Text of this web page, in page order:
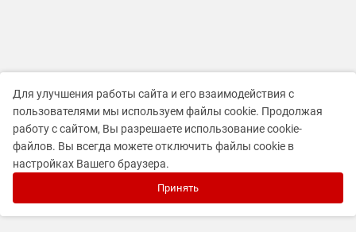
Для улучшения работы сайта и его взаимодействия с
пользователями мы используем файлы cookie. Продолжая
работу с сайтом, Вы разрешаете использование cookie-
файлов. Вы всегда можете отключить файлы cookie в
настройках Вашего браузера.
Принять